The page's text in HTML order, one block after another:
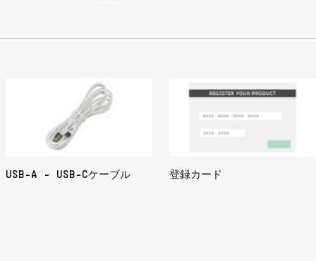
USB-A - USB-Cケーブル 登録カード